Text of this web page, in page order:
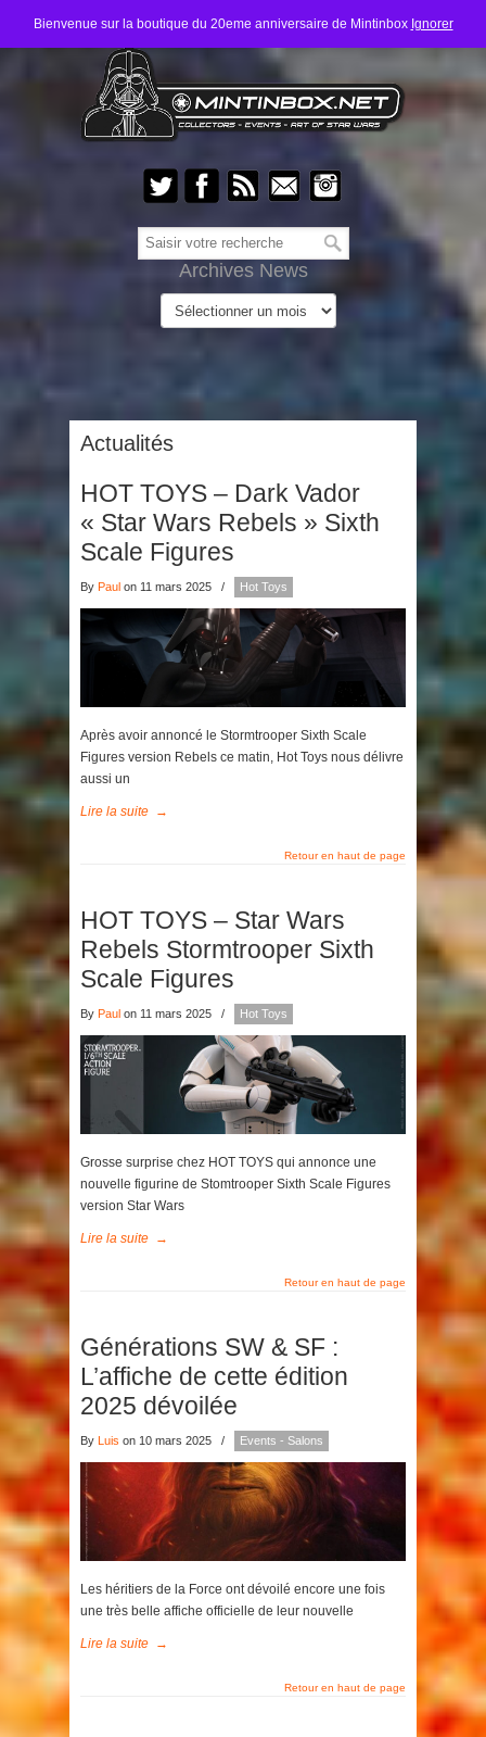
Bienvenue sur la boutique du 20eme anniversaire de Mintinbox Ignorer
Archives News
Actualités
HOT TOYS – Dark Vador
« Star Wars Rebels » Sixth
Scale Figures
By Paul on 11 mars 2025 / Hot Toys
Après avoir annoncé le Stormtrooper Sixth Scale
Figures version Rebels ce matin, Hot Toys nous délivre
aussi un
Lire la suite →
Retour en haut de page
HOT TOYS – Star Wars
Rebels Stormtrooper Sixth
Scale Figures
By Paul on 11 mars 2025 / Hot Toys
Grosse surprise chez HOT TOYS qui annonce une
nouvelle figurine de Stomtrooper Sixth Scale Figures
version Star Wars
Lire la suite →
Retour en haut de page
Générations SW & SF :
L’affiche de cette édition
2025 dévoilée
By Luis on 10 mars 2025 / Events - Salons
Les héritiers de la Force ont dévoilé encore une fois
une très belle affiche officielle de leur nouvelle
Lire la suite →
Retour en haut de page